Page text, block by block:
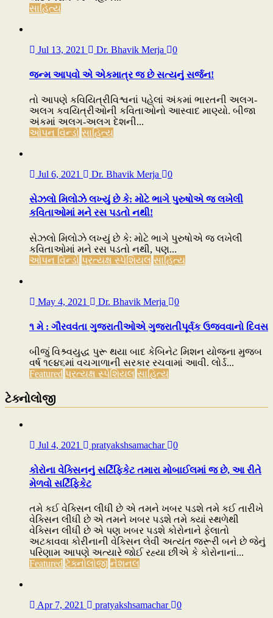
સાહિત્ય
Jul 13, 2021 Dr. Bhavik Merja 0
જન્મ આપવો એ એકમાત્ર જ છે સત્યનું સર્જન!
તો આપણે કવિયિત્રીવિશ્વનાં પહેલાં અંકમાં ભારતની અલગ-
અલગ કવયિત્રીઓની કવિતાઓનો આસ્વાદ માણ્યો. બીજા
અંકમાં અલગ-અલગ દેશની...
ઓપન વિન્ડો સાહિત્ય
Jul 6, 2021 Dr. Bhavik Merja 0
સેઝલો મિલોઝે લખ્યું છે કે: મોટે ભાગે પુરુષોએ જ લખેલી
કવિતાઓમાં મને રસ પડતો નથી!
સેઝલો મિલોઝે લખ્યું છે કે: મોટે ભાગે પુરુષોએ જ લખેલી
કવિતાઓમાં મને રસ પડતો નથી, પણ...
ઓપન વિન્ડો પ્રત્યક્ષ સ્પેશિયલ સાહિત્ય
May 4, 2021 Dr. Bhavik Merja 0
૧ મે : ગૌરવવંતા ગુજરાતીઓએ ગુજરાતીપૂર્વક ઉજવવાનો દિવસ
બીજું વિશ્ર્વયુદ્ધ પુરૂ થયા બાદ કેબિનેટ મિશન યોજના મુજબ
વર્ષ ૧૯૪૬માં વચગાળાની સરકાર રચવામાં આવી. લોર્ડ...
Featured પ્રત્યક્ષ સ્પેશિયલ સાહિત્ય
ટેક્નોલોજી
Jul 4, 2021 pratyakshsamachar 0
કોરોના વેક્સિનનું સર્ટિફિકેટ તમારા મોબાઈલમાં જ છે, આ રીતે
મેળવો સર્ટિફિકેટ
તમે કઈ વેક્સિન લીધી છે એ તમને ખબર પડશે તમે કઈ તારીખે
વેક્સિન લીધી છે એ તમને ખબર પડશે તમે ક્યાં સ્થળેથી
વેક્સિન લીધી છે એ પણ ખબર પડશે કોરોનાને ફેલાતો
અટકાવવા કોરીનાની વેક્સિન લેવી અત્યંત જરૂરી બને છે જેનું
પરિણામ આપણે અત્યારે જોઈ રહ્યા છીએ કે કોરોનાનાં...
Featured ટેક્નોલોજી નેશનલ
Apr 7, 2021 pratyakshsamachar 0